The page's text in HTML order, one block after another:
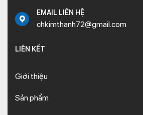
EMAIL LIÊN HỆ
chkimthanh72@gmail.com
LIÊN KẾT
Giới thiệu
Sản phẩm